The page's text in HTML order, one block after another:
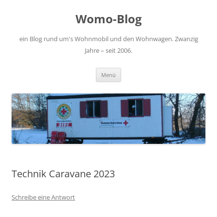
Womo-Blog
ein Blog rund um's Wohnmobil und den Wohnwagen. Zwanzig
Jahre – seit 2006.
Menü
Technik Caravane 2023
Schreibe eine Antwort